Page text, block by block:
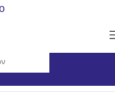
Υγραερίου